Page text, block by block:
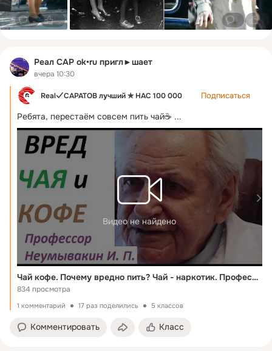
0 6 1 6
Реал САР ok•ru пригл►шает
вчера 10:30
Real✓САРАТОВ лучший ✯ НАС 100 000 Подписаться
Ребята, перестаём совсем пить чай☕ ...
Видео не найдено
Чай кофе. Почему вредно пить? Чай - наркотик. Профессор Неумывакин И. П.
834 просмотра
1 комментарий 17 раз поделились 5 классов
Комментировать Класс